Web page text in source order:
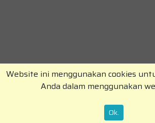
Copyright © RajaKomen.com
Reserved.
Website ini menggunakan cookies
Anda dalam menggunakan
Ok.